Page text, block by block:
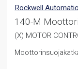
Rockwell
140-M
(X) MOTOR